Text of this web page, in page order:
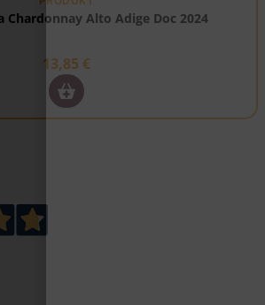
Chardonnay Alto Adige Doc 2024
13,85 €